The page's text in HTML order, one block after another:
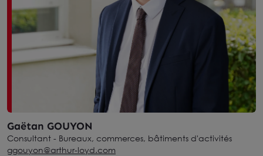
Gaëtan GOUYON
Consultant - Bureaux, commerces, bâtiments d'activités
ggouyon@arthur-loyd.com